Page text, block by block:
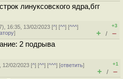
линуксовского ядра,бгг
), 16:35, 13/02/2023 [^] [^^] [^^^]
]
+3
+ / –
2 подрыва
12/02/2023 [^] [^^] [^^^] [ответить]
+1
+ / –